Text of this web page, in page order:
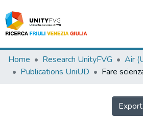
Titles
Home Research UnityFVG
Air
Publications UniUD
Export